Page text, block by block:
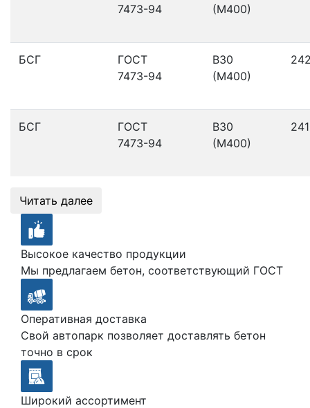
7473-94
(М400)
БСГ
ГОСТ
7473-94
В30
(М400)
БСГ
ГОСТ
7473-94
В30
(М400)
Читать далее
Высокое качество продукции
Мы предлагаем бетон, соответствующий ГОСТ
Оперативная доставка
Свой автопарк позволяет доставлять бетон
точно в срок
Широкий ассортимент